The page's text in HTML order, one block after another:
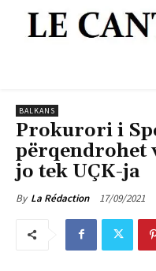
BALKANS
Prokurori i
përqendrohet
jo tek UÇK-ja
By La Rédaction 17/09/2021